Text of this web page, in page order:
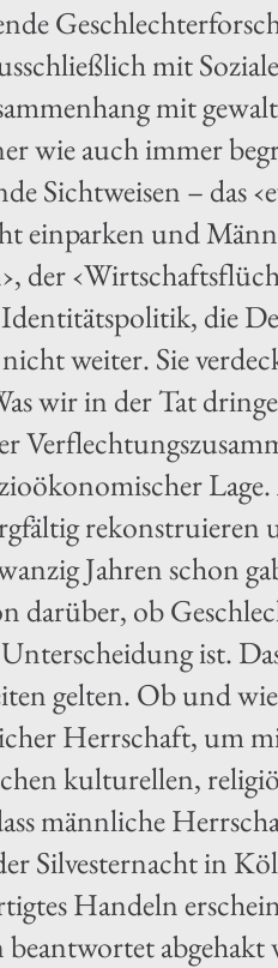
mit
mit
wie auch immer
Sichtweisen – das
einparken und
der
die
weiter. Sie
wir in der Tat
rekonstruieren
Jahren schon
darüber, ob
ist.
gelten. Ob und
Herrschaft, um
kulturellen,
männliche
Silvesternacht in
Handeln
abgehakt